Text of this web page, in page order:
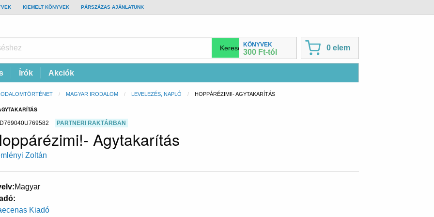
KIEMELT KÖNYVEK PÁRSZÁZAS AJÁNLATUNK
KÖNYVEK
300 Ft-tól
0 elem
Írók Akciók
MAGYAR IRODALOM LEVELEZÉS, NAPLÓ CURRENT:
HOPPÁRÉZIMI!- AGYTAKARÍTÁS
PARTNERI RAKTÁRBAN
Agytakarítás
Zoltán
Magyar
Kiadó